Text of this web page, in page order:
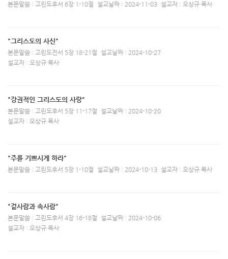
본문말씀 : 고린도후서 6장 1-10절 설교날짜 : 2024-11-03 설교자 : 오상규 목사
"그리스도의 사신"
본문말씀 : 고린도전서 5장 18-21절
설교날짜 : 2024-10-27
설교자 : 오상규 목사
"강권적인 그리스도의 사랑"
본문말씀 : 고린도후서 5장 11-17절
설교날짜 : 2024-10-20
설교자 : 오상규 목사
"주를 기쁘시게 하라"
본문말씀 : 고린도후서 5장 1-10절 설교날짜 : 2024-10-13 설교자 : 오상규 목사
"겉사람과 속사람"
본문말씀 : 고린도후서 4장 16-18절
설교날짜 : 2024-10-06
설교자 : 오상규 목사